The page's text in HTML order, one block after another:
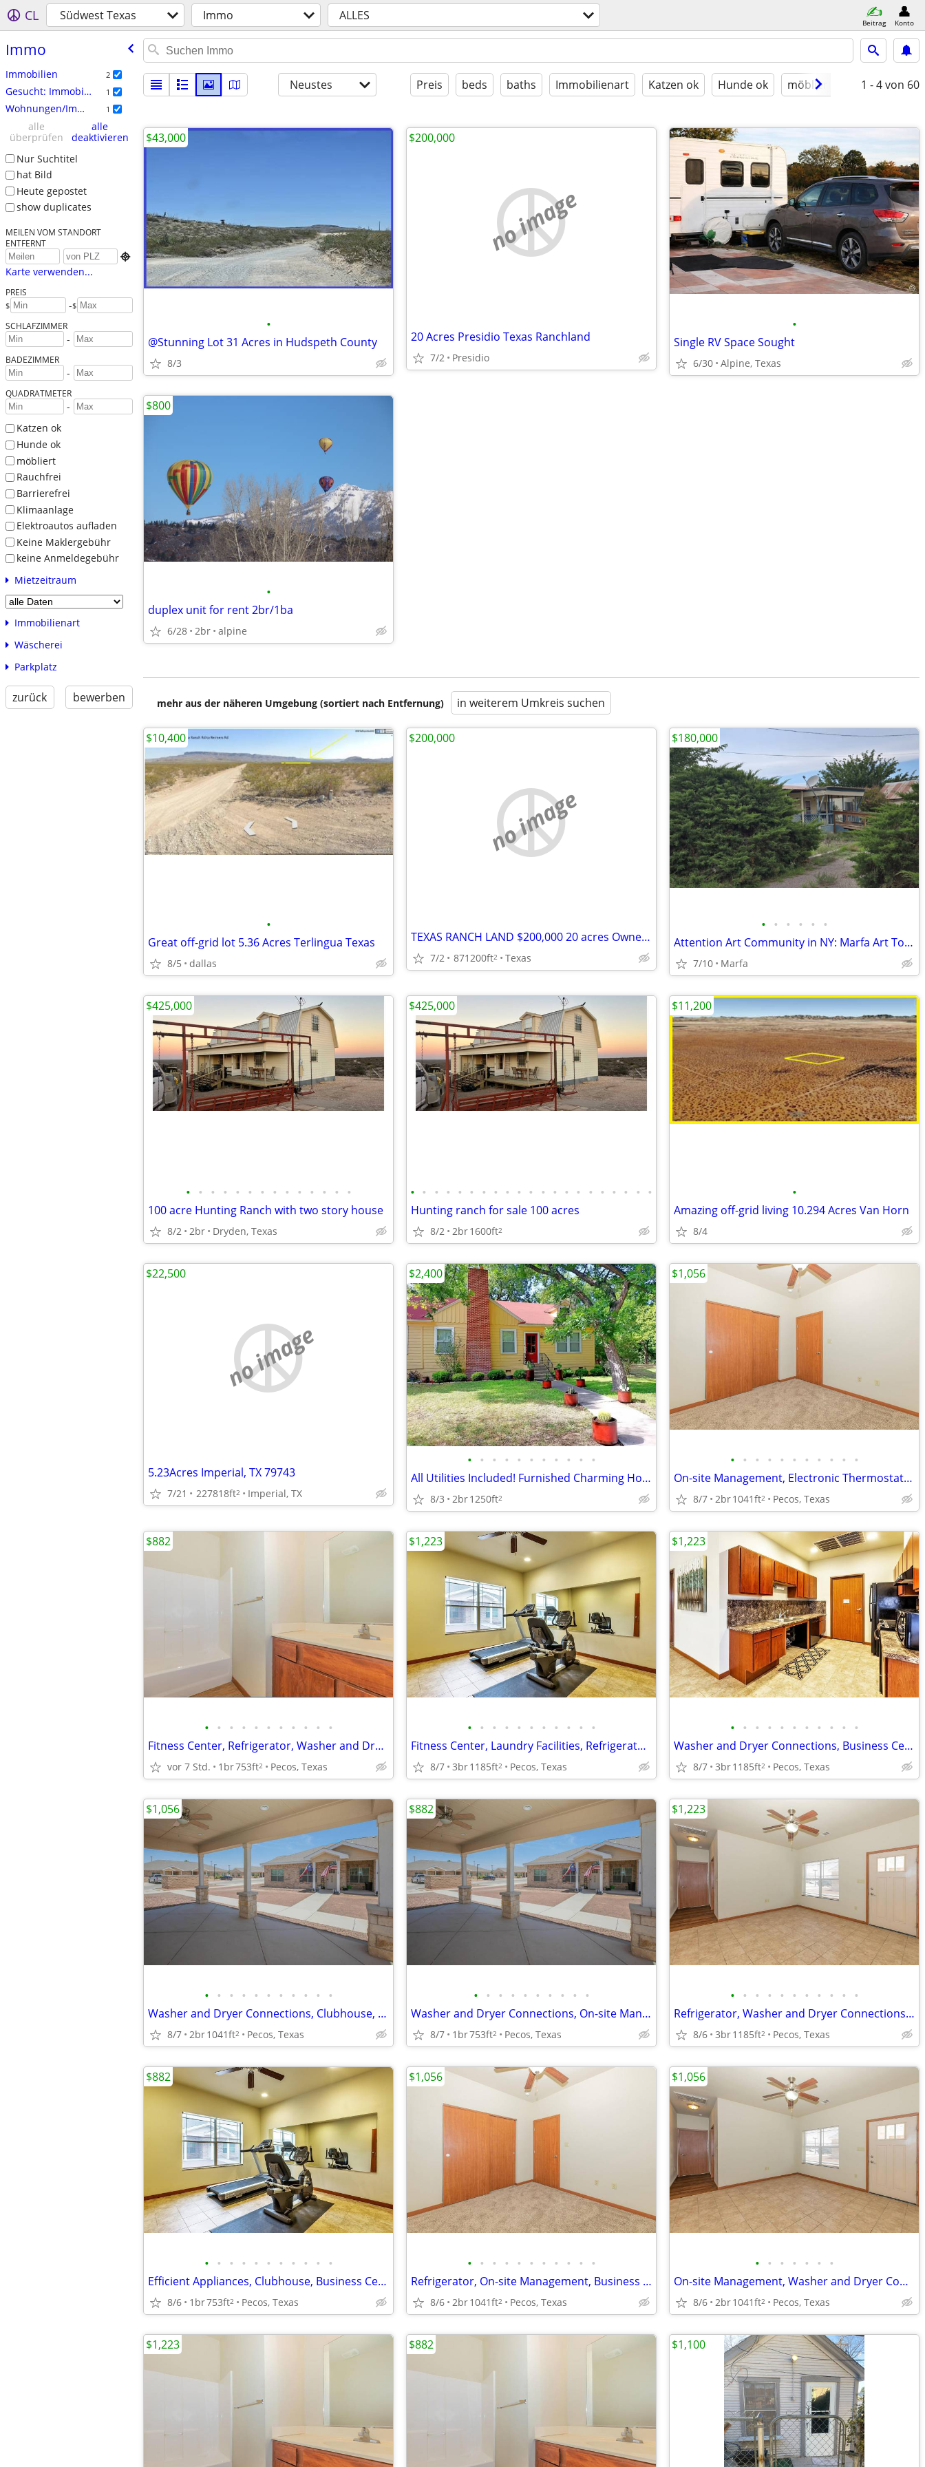
CL Südwest Texas Immo ALLES Beitrag Konto
Immo
Immobilien 2
Gesucht: Immobilie 1
Wohnungen/Immo zur Miete 1
alle
überprüfen
alle
deaktivieren
Nur Suchtitel
hat Bild
Heute gepostet
show duplicates
MEILEN VOM STANDORT
ENTFERNT

Karte verwenden...
PREIS
$ -$
SCHLAFZIMMER
-
BADEZIMMER
-
QUADRATMETER
-
Katzen ok
Hunde ok
möbliert
Rauchfrei
Barrierefrei
Klimaanlage
Elektroautos aufladen
Keine Maklergebühr
keine Anmeldegebühr
Mietzeitraum
Immobilienart
Wäscherei
Parkplatz
zurück bewerben
Neustes Preis beds baths Immobilienart Katzen ok Hunde ok möbliert 1 - 4von 60
•
@Stunning Lot 31 Acres in Hudspeth County
8/3
$43,000
no image
20 Acres Presidio Texas Ranchland
7/2 Presidio
$200,000
•
Single RV Space Sought
6/30 Alpine, Texas
•
duplex unit for rent 2br/1ba
6/28 2br alpine
$800
mehr aus der näheren Umgebung (sortiert nach Entfernung) in weiterem Umkreis suchen
•
Great off-grid lot 5.36 Acres Terlingua Texas
8/5 dallas
$10,400
no image
TEXAS RANCH LAND $200,000 20 acres Owner Financing!
7/2 871200ft2 Texas
$200,000
• • • • • •
Attention Art Community in NY: Marfa Art Town has a lot for sale
7/10 Marfa
$180,000
• • • • • • • • • • • • • •
100 acre Hunting Ranch with two story house
8/2 2br Dryden, Texas
$425,000
• • • • • • • • • • • • • • • • • • • • •
Hunting ranch for sale 100 acres
8/2 2br1600ft2
$425,000
•
Amazing off-grid living 10.294 Acres Van Horn
8/4
$11,200
no image
5.23Acres Imperial, TX 79743
7/21 227818ft2 Imperial, TX
$22,500
• • • • • • • • • • •
All Utilities Included! Furnished Charming Home | Pet-Friendly | Wi-Fi
8/3 2br1250ft2
$2,400
• • • • • • • • • • •
On-site Management, Electronic Thermostat, Clubhouse, Refrigerator
8/7 2br1041ft2 Pecos, Texas
$1,056
• • • • • • • • • • •
Fitness Center, Refrigerator, Washer and Dryer Connections
vor 7 Std. 1br753ft2 Pecos, Texas
$882
• • • • • • • • • • •
Fitness Center, Laundry Facilities, Refrigerator, Clubhouse
8/7 3br1185ft2 Pecos, Texas
$1,223
• • • • • • • • • • •
Washer and Dryer Connections, Business Center, On-site Management
8/7 3br1185ft2 Pecos, Texas
$1,223
• • • • • • • • • • •
Washer and Dryer Connections, Clubhouse, Efficient Appliances
8/7 2br1041ft2 Pecos, Texas
$1,056
• • • • • • • • • •
Washer and Dryer Connections, On-site Management, Fitness Center
8/7 1br753ft2 Pecos, Texas
$882
• • • • • • • • • • •
Refrigerator, Washer and Dryer Connections, Laundry Facilities
8/6 3br1185ft2 Pecos, Texas
$1,223
• • • • • • • • • • •
Efficient Appliances, Clubhouse, Business Center
8/6 1br753ft2 Pecos, Texas
$882
• • • • • • • • • • •
Refrigerator, On-site Management, Business Center, Large Closets
8/6 2br1041ft2 Pecos, Texas
$1,056
• • • • • • •
On-site Management, Washer and Dryer Connections, Business Center
8/6 2br1041ft2 Pecos, Texas
$1,056
$1,223 $882 $1,100